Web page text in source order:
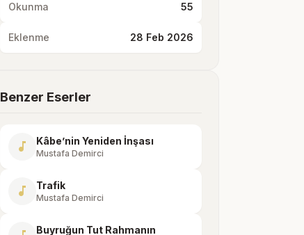
Okunma 55
Eklenme 28 Feb 2026
Benzer Eserler
music_note Kâbe’nin Yeniden İnşası
Mustafa Demirci
music_note Trafik
Mustafa Demirci
Buyruğun Tut Rahmanın